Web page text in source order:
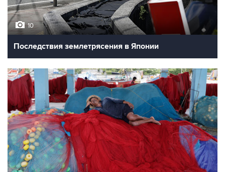
10
Последствия землетрясения в Японии